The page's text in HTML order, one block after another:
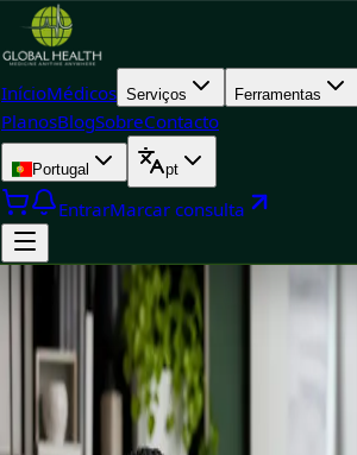
InícioMédicos Serviços Ferramentas
PlanosBlogSobreContacto
Portugal pt
EntrarMarcar consulta